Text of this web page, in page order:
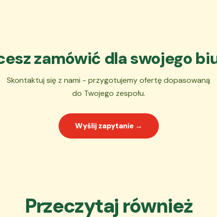
zamówić dla swojego
Skontaktuj się z nami - przygotujemy ofertę dopasowaną
do Twojego zespołu.
Wyślij zapytanie →
Przeczytaj również